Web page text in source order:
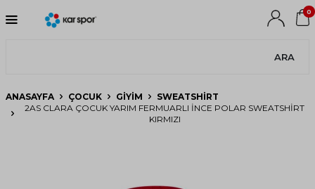
ARA
0
ANASAYFA ÇOCUK GIYIM
SWEATSHIRT
2AS CLARA ÇOCUK YARIM FERMUARLI İNCE POLAR SWEATSHIRT
KIRMIZI